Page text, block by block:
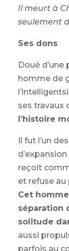
Il meurt à
seulement
Ses dons
Doué
homme de
ses travaux
l’histoire
Il fut l’un
reçoit
et refuse au
Cet
séparation
solitude
aussi
parfois au